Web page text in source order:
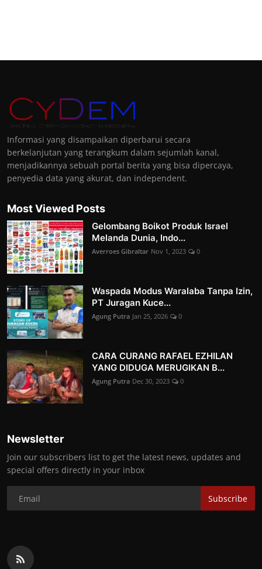
Informasi yang disampaikan diperbarui secara
berkelanjutan yang terangkum dalam sejumlah kanal,
menjadikannya sebuah portal berita yang bisa dipercaya,
penyedia data yang akurat, dan independent.
Most Viewed Posts
Gelombang Boikot Produk Israel
Melanda Dunia, Indo...
Averroes Gibraltar Nov 1, 2023 0
Waspada Modus Waralaba Tanpa Izin,
PT Juragan Kuce...
Agung Putra Jan 25, 2026 0
CARA CURANG RAFAEL EZHILAN
YANG DIDUGA MERUGIKAN B...
Agung Putra Dec 30, 2023 0
Newsletter
Join our subscribers list to get the latest news, updates and
special offers directly in your inbox
Subscribe